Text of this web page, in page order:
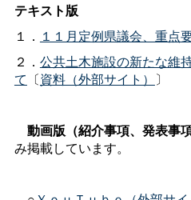
テキスト版
１． １１月定例県議会、重点
２． 公共土木施設の新たな維
て 〔資料（外部サイト） 〕
動画版（紹介事項、発表事項
み掲載しています。